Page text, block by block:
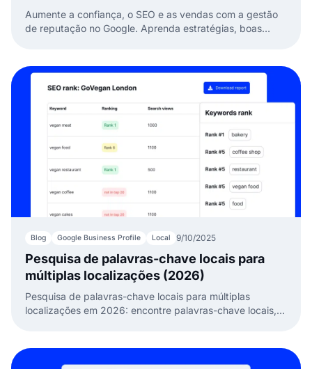
Aumente a confiança, o SEO e as vendas com a gestão
de reputação no Google. Aprenda estratégias, boas
Blog Google Business Profile Local 9/10/2025
Pesquisa de palavras-chave locais para
múltiplas localizações (2026)
Pesquisa de palavras-chave locais para múltiplas
localizações em 2026: encontre palavras-chave locais,